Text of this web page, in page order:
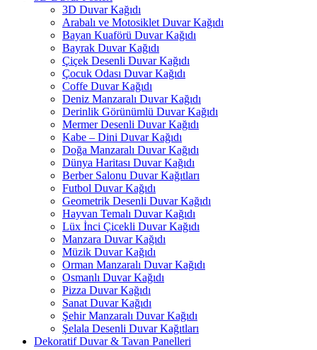
3D Duvar Kağıdı
Arabalı ve Motosiklet Duvar Kağıdı
Bayan Kuaförü Duvar Kağıdı
Bayrak Duvar Kağıdı
Çiçek Desenli Duvar Kağıdı
Çocuk Odası Duvar Kağıdı
Coffe Duvar Kağıdı
Deniz Manzaralı Duvar Kağıdı
Derinlik Görünümlü Duvar Kağıdı
Mermer Desenli Duvar Kağıdı
Kabe – Dini Duvar Kağıdı
Doğa Manzaralı Duvar Kağıdı
Dünya Haritası Duvar Kağıdı
Berber Salonu Duvar Kağıtları
Futbol Duvar Kağıdı
Geometrik Desenli Duvar Kağıdı
Hayvan Temalı Duvar Kağıdı
Lüx İnci Çicekli Duvar Kağıdı
Manzara Duvar Kağıdı
Müzik Duvar Kağıdı
Orman Manzaralı Duvar Kağıdı
Osmanlı Duvar Kağıdı
Pizza Duvar Kağıdı
Sanat Duvar Kağıdı
Şehir Manzaralı Duvar Kağıdı
Şelala Desenli Duvar Kağıtları
Dekoratif Duvar & Tavan Panelleri